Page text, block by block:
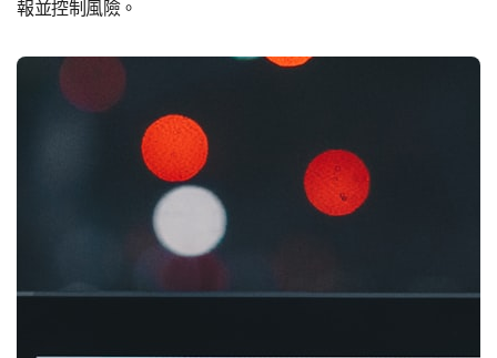
報並控制風險。